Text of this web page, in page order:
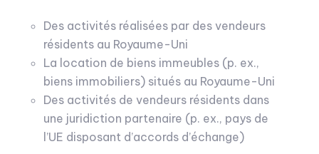
Des activités réalisées par des vendeurs
résidents au Royaume-Uni
La location de biens immeubles (p. ex.,
biens immobiliers) situés au Royaume-Uni
Des activités de vendeurs résidents dans
une juridiction partenaire (p. ex., pays de
l’UE disposant d’accords d’échange)